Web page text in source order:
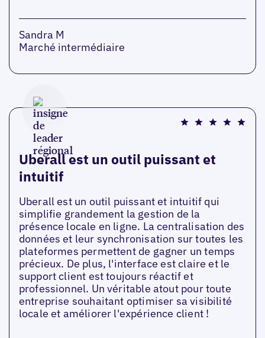
Sandra M
Marché intermédiaire
Uberall est un outil puissant et
intuitif
Uberall est un outil puissant et intuitif qui
simplifie grandement la gestion de la
présence locale en ligne. La centralisation des
données et leur synchronisation sur toutes les
plateformes permettent de gagner un temps
précieux. De plus, l'interface est claire et le
support client est toujours réactif et
professionnel. Un véritable atout pour toute
entreprise souhaitant optimiser sa visibilité
locale et améliorer l'expérience client !